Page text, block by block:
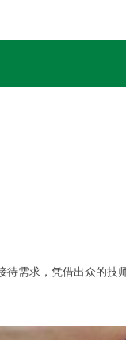
需求，凭借出众的技